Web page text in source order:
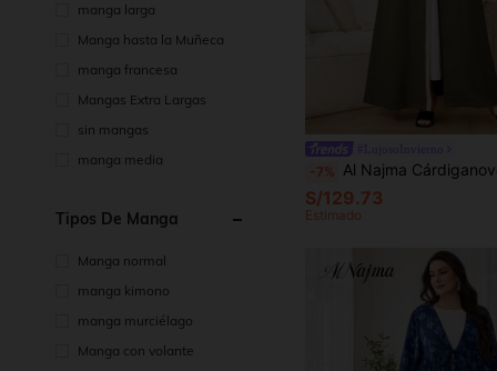
manga larga
Manga hasta la Muñeca
manga francesa
Mangas Extra Largas
sin mangas
manga media
Tipos De Manga
Manga normal
manga kimono
manga murciélago
Manga con volante
-7% Al Najma Cárdiganoversize estilo árabe en talla grande con cuello de blazer y parches
S/129.73
Estimado